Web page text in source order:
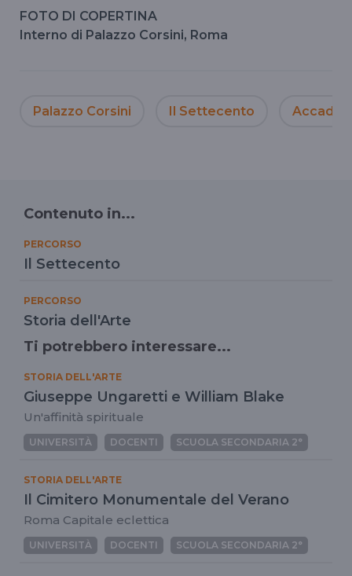
FOTO DI COPERTINA
Interno di Palazzo Corsini, Roma
Palazzo Corsini Il Settecento
Contenuto in...
PERCORSO
Il Settecento
PERCORSO
Storia dell'Arte
Ti potrebbero interessare...
STORIA DELL'ARTE
Giuseppe Ungaretti e William Blake
Un'affinità spirituale
UNIVERSITÀ DOCENTI SCUOLA SECONDARIA 2°
STORIA DELL'ARTE
Il Cimitero Monumentale del Verano
Roma Capitale eclettica
UNIVERSITÀ DOCENTI SCUOLA SECONDARIA 2°